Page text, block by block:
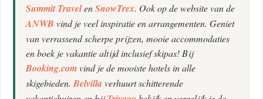
Summit TravelenSnowTrex. Ook op de website van de
ANWB vind je veel inspiratie en arrangementen. Geniet
van verrassend scherpe prijzen, mooie accommodaties
en boek je vakantie altijd inclusief skipas! Bij
Booking.comvind je de mooiste hotels in alle
skigebieden.Belvilla verhuurt schitterende